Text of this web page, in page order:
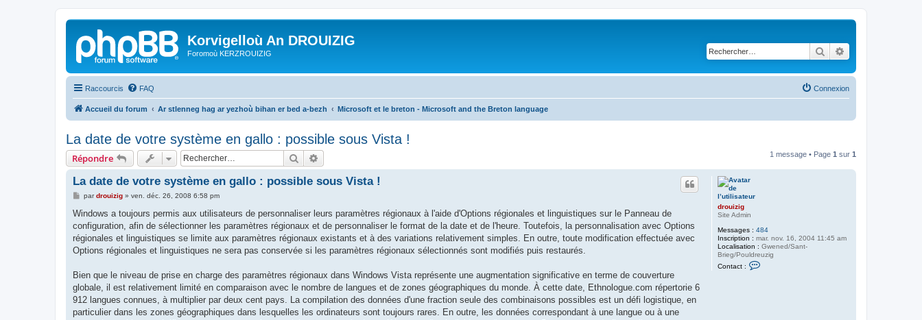
Korvigelloù An DROUIZIG
Foromoù KERZROUIZIG Rechercher
Raccourcis FAQ Connexion
Accueil du forum Ar stlenneg hag ar yezhoù bihan er bed a-bezh Microsoft et le breton - Microsoft and the Breton language
La date de votre système en gallo : possible sous Vista !
Répondre Rechercher 1 message • Page 1 sur 1
drouizig
Site Admin
Messages : 484
Inscription : mar. nov. 16, 2004 11:45 am
Localisation : Gwened/Sant-
Brieg/Pouldreuzig
Contact :
La date de votre système en gallo : possible sous Vista !
M
s
a
g
e
pardrouizig» ven. déc. 26, 2008 6:58 pm
Windows a toujours permis aux utilisateurs de personnaliser leurs paramètres régionaux à l'aide d'Options régionales et linguistiques sur le Panneau de
configuration, afin de sélectionner les paramètres régionaux et de personnaliser le format de la date et de l'heure. Toutefois, la personnalisation avec Options
régionales et linguistiques se limite aux paramètres régionaux existants et à des variations relativement simples. En outre, toute modification effectuée avec
Options régionales et linguistiques ne sera pas conservée si les paramètres régionaux sélectionnés sont modifiés puis restaurés.
Bien que le niveau de prise en charge des paramètres régionaux dans Windows Vista représente une augmentation significative en terme de couverture
globale, il est relativement limité en comparaison avec le nombre de langues et de zones géographiques du monde. À cette date, Ethnologue.com répertorie 6
912 langues connues, à multiplier par deux cent pays. La compilation des données d'une fraction seule des combinaisons possibles est un défi logistique, en
particulier dans les zones géographiques dans lesquelles les ordinateurs sont toujours rares. En outre, les données correspondant à une langue ou à une